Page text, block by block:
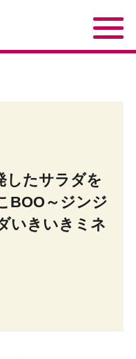
したサラダを
BOO～ジンジ
いきいきミネ